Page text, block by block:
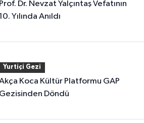
Prof. Dr. Nevzat Yalçıntaş Vefatının
Yılında Anıldı
Yurtiçi Gezi
Koca Kültür Platformu GAP
Gezisinden Döndü